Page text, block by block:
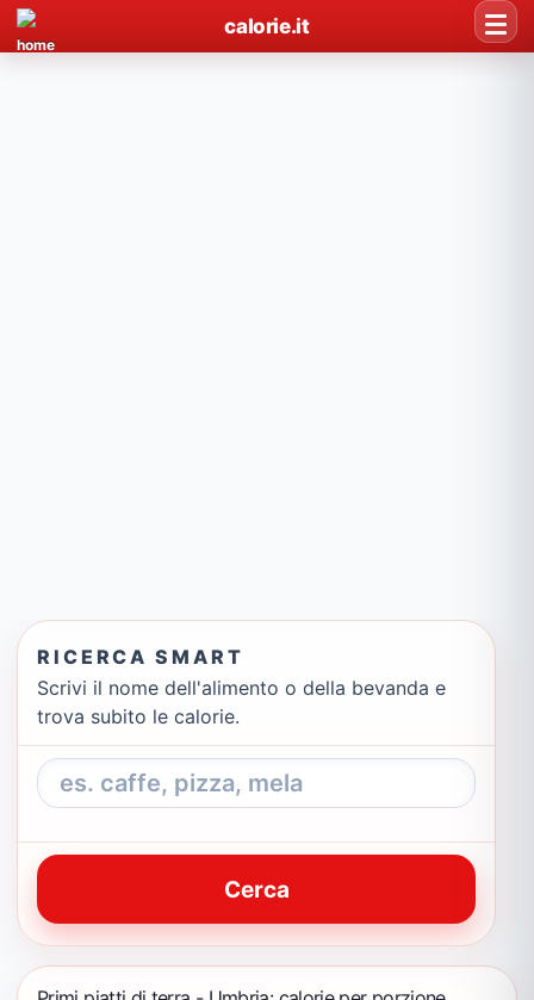
calorie.it
RICERCA SMART
Scrivi il nome dell'alimento o della bevanda e
trova subito le calorie.
Cerca